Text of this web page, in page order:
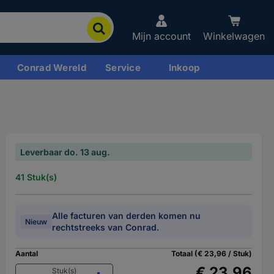
Mijn account Winkelwagen
Conrad Wereld Service Inkoop
Leverbaar do. 13 aug.
41 Stuk(s)
Nieuw
Alle facturen van derden komen nu
rechtstreeks van Conrad.
Aantal
Stuk(s)
Totaal (€ 23,96 / Stuk)